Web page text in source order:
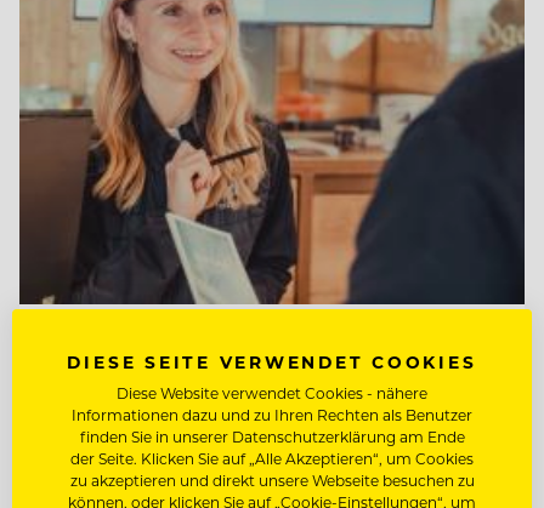
Tirol Lodge Ellmau
6352 Ellmau, Österreich
DIESE SEITE VERWENDET COOKIES
Diese Website verwendet Cookies - nähere
Informationen dazu und zu Ihren Rechten als Benutzer
finden Sie in unserer Datenschutzerklärung am Ende
der Seite. Klicken Sie auf „Alle Akzeptieren“, um Cookies
zu akzeptieren und direkt unsere Webseite besuchen zu
können, oder klicken Sie auf „Cookie-Einstellungen“, um